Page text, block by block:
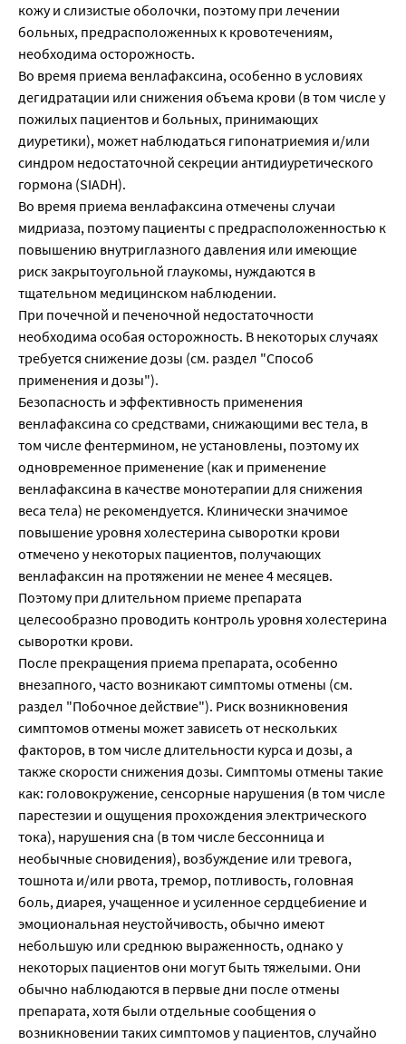
кожу и слизистые оболочки, поэтому при лечении
больных, предрасположенных к кровотечениям,
необходима осторожность.
Во время приема венлафаксина, особенно в условиях
дегидратации или снижения объема крови (в том числе у
пожилых пациентов и больных, принимающих
диуретики), может наблюдаться гипонатриемия и/или
синдром недостаточной секреции антидиуретического
гормона (SIADH).
Во время приема венлафаксина отмечены случаи
мидриаза, поэтому пациенты с предрасположенностью к
повышению внутриглазного давления или имеющие
риск закрытоугольной глаукомы, нуждаются в
тщательном медицинском наблюдении.
При почечной и печеночной недостаточности
необходима особая осторожность. В некоторых случаях
требуется снижение дозы (см. раздел "Способ
применения и дозы").
Безопасность и эффективность применения
венлафаксина со средствами, снижающими вес тела, в
том числе фентермином, не установлены, поэтому их
одновременное применение (как и применение
венлафаксина в качестве монотерапии для снижения
веса тела) не рекомендуется. Клинически значимое
повышение уровня холестерина сыворотки крови
отмечено у некоторых пациентов, получающих
венлафаксин на протяжении не менее 4 месяцев.
Поэтому при длительном приеме препарата
целесообразно проводить контроль уровня холестерина
сыворотки крови.
После прекращения приема препарата, особенно
внезапного, часто возникают симптомы отмены (см.
раздел "Побочное действие"). Риск возникновения
симптомов отмены может зависеть от нескольких
факторов, в том числе длительности курса и дозы, а
также скорости снижения дозы. Симптомы отмены такие
как: головокружение, сенсорные нарушения (в том числе
парестезии и ощущения прохождения электрического
тока), нарушения сна (в том числе бессонница и
необычные сновидения), возбуждение или тревога,
тошнота и/или рвота, тремор, потливость, головная
боль, диарея, учащенное и усиленное сердцебиение и
эмоциональная неустойчивость, обычно имеют
небольшую или среднюю выраженность, однако у
некоторых пациентов они могут быть тяжелыми. Они
обычно наблюдаются в первые дни после отмены
препарата, хотя были отдельные сообщения о
возникновении таких симптомов у пациентов, случайно